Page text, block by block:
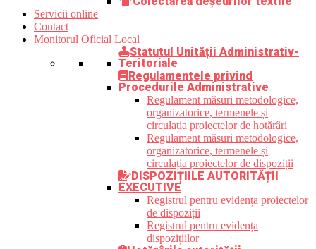
Servicii online
Contact
Monitorul Oficial Local
Statutul Unității Administrativ-
Teritoriale
Regulamentele privind
Procedurile Administrative
Regulament măsuri metodologice,
organizatorice, termenele și
circulația proiectelor de hotărâri
Regulament măsuri metodologice,
organizatorice, termenele și
circulația proiectelor de dispoziții
DISPOZIȚIILE AUTORITĂȚII
EXECUTIVE
Registrul pentru evidența proiectelor
de dispoziții
Registrul pentru evidența
dispozițiilor